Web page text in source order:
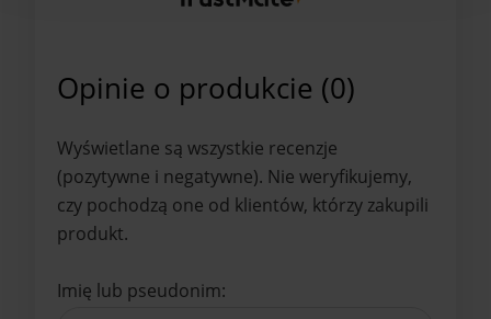
Opinie o produkcie (0)
Wyświetlane są wszystkie recenzje
(pozytywne i negatywne). Nie weryfikujemy,
czy pochodzą one od klientów, którzy zakupili
produkt.
Imię lub pseudonim: